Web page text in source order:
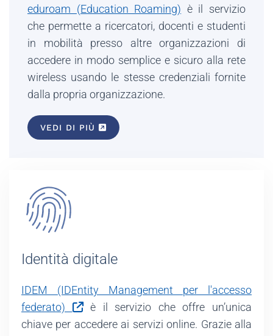
eduroam (Education Roaming) è il servizio
che permette a ricercatori, docenti e studenti
in mobilità presso altre organizzazioni di
accedere in modo semplice e sicuro alla rete
wireless usando le stesse credenziali fornite
dalla propria organizzazione.
VEDI DI PIÙ
Identità digitale
IDEM (IDEntity Management per l'accesso
federato)
è il servizio che offre un’unica
chiave per accedere ai servizi online. Grazie alla